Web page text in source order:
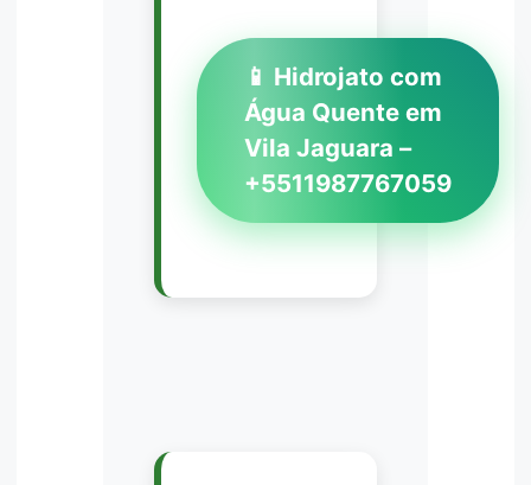
📱 Hidrojato com
Água Quente em
Vila Jaguara –
+5511987767059